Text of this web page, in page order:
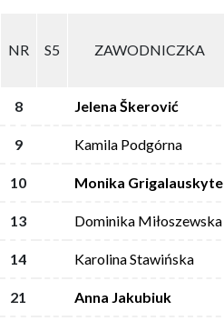
NR S5 ZAWODNICZKA
8 Jelena Škerović
9 Kamila Podgórna
10 Monika Grigalauskyte
13 Dominika Miłoszewska
14 Karolina Stawińska
21 Anna Jakubiuk
NR S5 ZAWODNICZKA
8 Jelena Škerović
9 Kamila Podgórna
10 Monika Grigalauskyte
13 Dominika Miłoszewska
14 Karolina Stawińska
21 Anna Jakubiuk